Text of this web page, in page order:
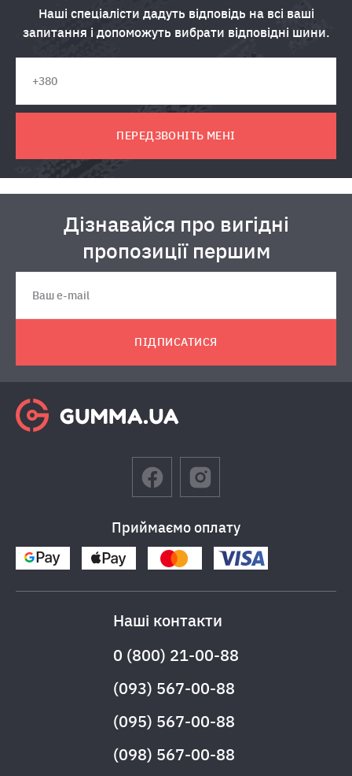
Наші спеціалісти дадуть відповідь на всі ваші
запитання і допоможуть вибрати відповідні шини.
ПЕРЕДЗВОНІТЬ МЕНІ
Дізнавайся про вигідні
пропозиції першим
ПІДПИСАТИСЯ
Приймаємо оплату
Наші контакти
0 (800) 21-00-88
(093) 567-00-88
(095) 567-00-88
(098) 567-00-88